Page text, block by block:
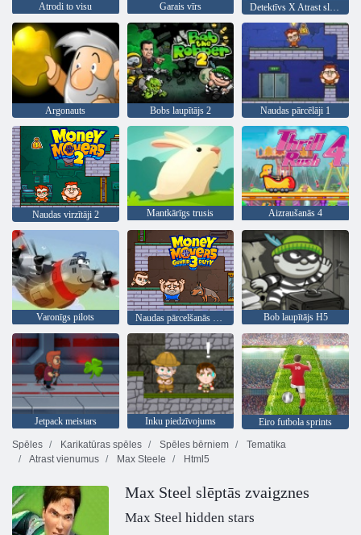
Atrodi to visu Garais vīrs Detektīvs X Atrast slēpto objektu
Argonauts Bobs laupītājs 2 Naudas pārcēlāji 1
Naudas virzītāji 2 Mantkārīgs trusis Aizraušanās 4
Varonīgs pilots Naudas pārcelšanās 3 apsardzes pienākums Bob laupītājs H5
Jetpack meistars Inku piedzīvojums
Eiro futbola sprints
Spēles
Karikatūras spēles Spēles bērniem
Tematika
Atrast vienumus
Max Steele Html5
Max Steel slēptās zvaigznes
Max Steel hidden stars